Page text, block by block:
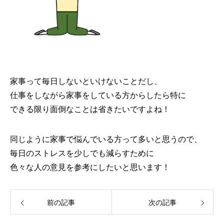
家事って毎日しないといけないことだし、
仕事をしながら家事をしている方からしたら特に
できる限り面倒なことは省きたいですよね！
同じように家事で悩んでいる方って多いと思うので、
毎日のストレスを少しでも減らすために
色々な人の意見を参考にしたいと思います！
前の記事 次の記事